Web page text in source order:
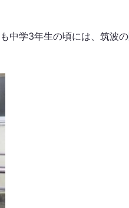
中学3年生の頃には、筑波